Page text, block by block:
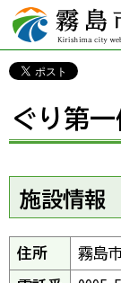
霧島市 Kirishima
city website
ぐり第一
施設情報
住所 霧島